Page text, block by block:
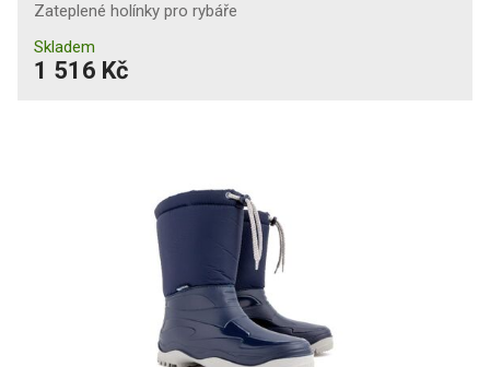
Zateplené holínky pro rybáře
Skladem
1 516 Kč